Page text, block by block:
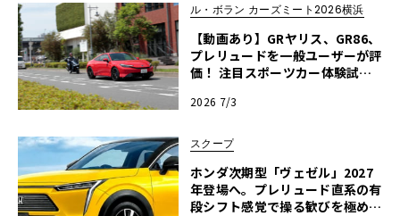
ル・ボラン カーズミート2026横浜
【動画あり】GRヤリス、GR86、
プレリュードを一般ユーザーが評
価！ 注目スポーツカー体験試乗
ート2026横浜】
2026 7/3
スクープ
ホンダ次期型「ヴェゼル」2027
年登場へ。プレリュード直系の有
段シフト感覚で操る歓びを極める